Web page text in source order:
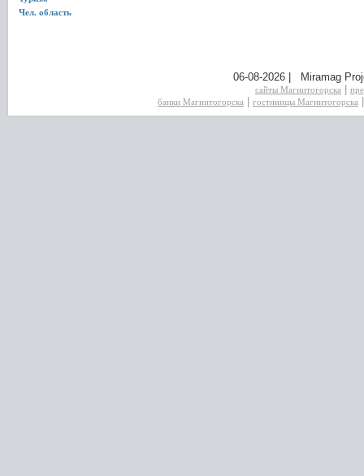
Чел. область
06-08-2026 | Miramag
сайты Магнитогорска
банки Магнитогорска
гостиницы Магнитогорска